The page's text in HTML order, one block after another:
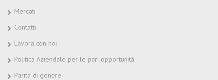
Mercati
Contatti
Lavora con noi
Politica Aziendale per le pari opportunità
Parità di genere